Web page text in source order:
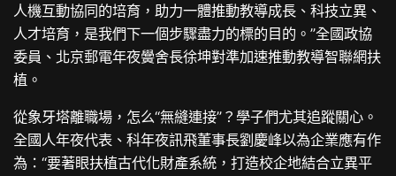
人機互動協同的培育，助力一體推動教導成長、科技立異、
人才培育，是我們下一個步驟盡力的標的目的。”全國政協
委員、北京郵電年夜黌舍長徐坤對準加速推動教導智聯網扶
植。
從象牙塔離職場，怎么“無縫連接”？學子們尤其追蹤關心。
全國人年夜代表、科年夜訊飛董事長劉慶峰以為企業應有作
為：“要著眼扶植古代化財產系統，打造校企地結合立異平